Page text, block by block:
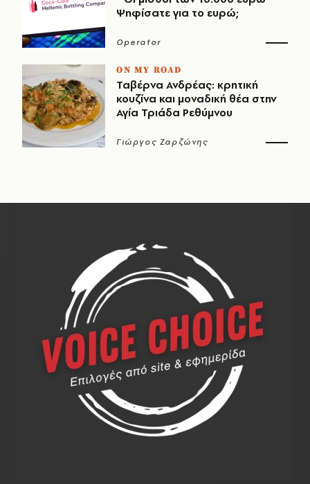
Ψηφίσατε για το ευρώ;
Operator
ON MY ROAD
Ταβέρνα Ανδρέας: κρητική
κουζίνα και μοναδική θέα στην
Αγία Τριάδα Ρεθύμνου
Γιώργος Ζαρζώνης